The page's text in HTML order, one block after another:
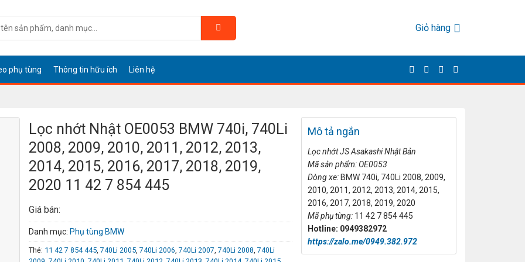
Giỏ hàng
phụ tùng Thông tin hữu ích Liên hệ
Lọc nhớt Nhật OE0053 BMW 740i, 740Li
2008, 2009, 2010, 2011, 2012, 2013,
2014, 2015, 2016, 2017, 2018, 2019,
2020 11 42 7 854 445
Giá bán:
Danh mục: Phụ tùng BMW
Thẻ: 11 42 7 854 445, 740Li 2005, 740Li 2006, 740Li 2007, 740Li 2008, 740Li
Mô tả ngắn
Lọc nhớt JS AsakashiNhật Bản
Mã sản phẩm: OE0053
Dòng xe: BMW 740i, 740Li 2008, 2009,
2010, 2011, 2012, 2013, 2014, 2015,
2016, 2017, 2018, 2019, 2020
Mã phụ tùng: 11 42 7 854 445
Hotline: 0949382972
https://zalo.me/0949.382.972